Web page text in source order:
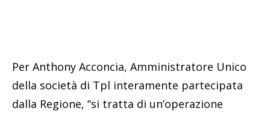
Per Anthony Acconcia, Amministratore Unico
della società di Tpl interamente partecipata
dalla Regione, “si tratta di un’operazione